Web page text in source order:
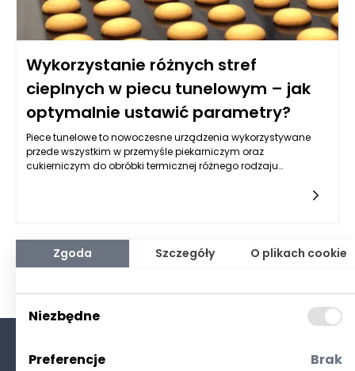
Wykorzystanie różnych stref
cieplnych w piecu tunelowym – jak
optymalnie ustawić parametry?
Piece tunelowe to nowoczesne urządzenia wykorzystywane
przede wszystkim w przemyśle piekarniczym oraz
cukierniczym do obróbki termicznej różnego rodzaju
główne strefy cieplne: strefę wstępną, strefę właściwą oraz
strefę chłodzenia. Odpowiednie ustawienie parametrów w
każdej z tych stref ma kluczowe znaczenie dla jakości
Zgoda Szczegóły O plikach cookie
Niezbędne
Preferencje Brak